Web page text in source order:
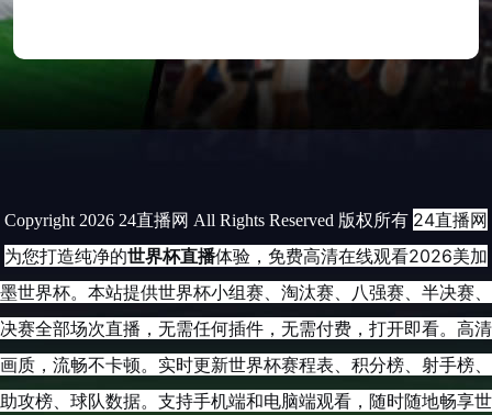
Copyright 2026 24直播网 All Rights Reserved 版权所有 24直播网
为您打造纯净的世界杯直播体验，免费高清在线观看2026美加
墨世界杯。本站提供世界杯小组赛、淘汰赛、八强赛、半决赛、
决赛全部场次直播，无需任何插件，无需付费，打开即看。高清
画质，流畅不卡顿。实时更新世界杯赛程表、积分榜、射手榜、
助攻榜、球队数据。支持手机端和电脑端观看，随时随地畅享世